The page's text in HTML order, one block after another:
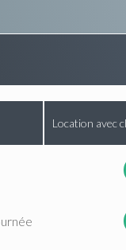
Location avec